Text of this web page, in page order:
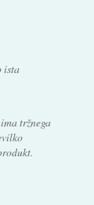
ista
tržnega